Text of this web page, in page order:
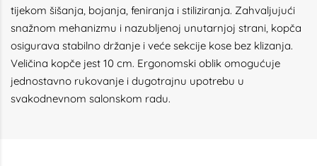
tijekom šišanja, bojanja, feniranja i stiliziranja. Zahvaljujući
snažnom mehanizmu i nazubljenoj unutarnjoj strani, kopča
osigurava stabilno držanje i veće sekcije kose bez klizanja.
Veličina kopče jest 10 cm. Ergonomski oblik omogućuje
jednostavno rukovanje i dugotrajnu upotrebu u
svakodnevnom salonskom radu.